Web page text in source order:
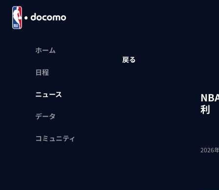
ホーム
日程
ニュース
データ
コミュニティ
戻る
利
2026